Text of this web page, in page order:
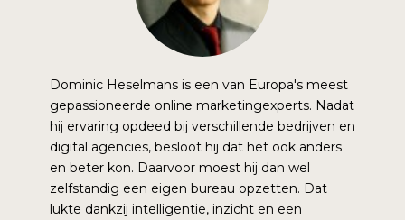
Dominic Heselmans is een van Europa's meest
gepassioneerde online marketingexperts. Nadat
hij ervaring opdeed bij verschillende bedrijven en
digital agencies, besloot hij dat het ook anders
en beter kon. Daarvoor moest hij dan wel
zelfstandig een eigen bureau opzetten. Dat
lukte dankzij intelligentie, inzicht en een